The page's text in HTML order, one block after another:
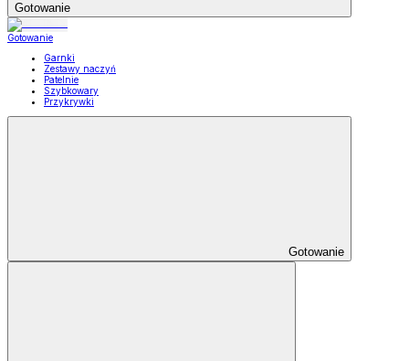
Gotowanie
Gotowanie
Garnki
Zestawy naczyń
Patelnie
Szybkowary
Przykrywki
Gotowanie